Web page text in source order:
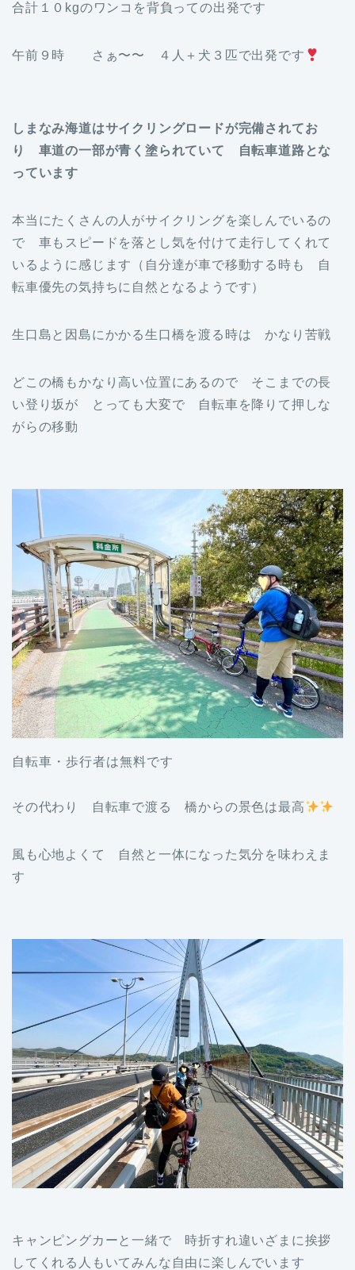
合計１０kgのワンコを背負っての出発です
午前９時 さぁ〜〜 ４人＋犬３匹で出発です
しまなみ海道はサイクリングロードが完備されてお
り 車道の一部が青く塗られていて 自転車道路とな
っています
本当にたくさんの人がサイクリングを楽しんでいるの
で 車もスピードを落とし気を付けて走行してくれて
いるように感じます（自分達が車で移動する時も 自
転車優先の気持ちに自然となるようです）
生口島と因島にかかる生口橋を渡る時は かなり苦戦
どこの橋もかなり高い位置にあるので そこまでの長
い登り坂が とっても大変で 自転車を降りて押しな
がらの移動
自転車・歩行者は無料です
その代わり 自転車で渡る 橋からの景色は最高
風も心地よくて 自然と一体になった気分を味わえま
す
キャンピングカーと一緒で 時折すれ違いざまに挨拶
してくれる人もいてみんな自由に楽しんでいます